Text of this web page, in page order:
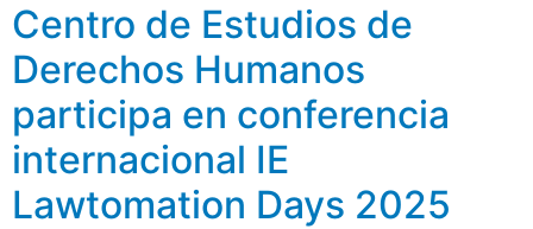
Centro de Estudios de
Derechos Humanos
participa en conferencia
internacional IE
Lawtomation Days 2025